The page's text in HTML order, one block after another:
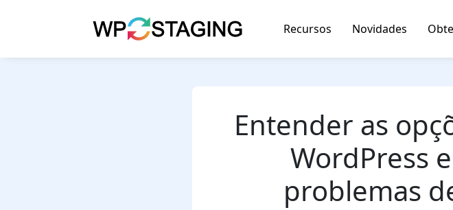
Recursos Novidades
Entender as
WordPress
problemas